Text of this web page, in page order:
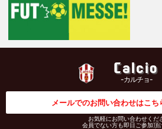
Calcio
-カルチョ-
メールでのお問い合わせはこち
お気軽にお問い合わせくだ
会員でない方も即日ご参加頂